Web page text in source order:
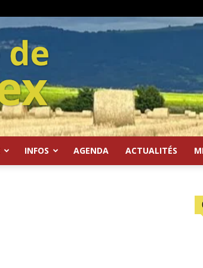
INFOS AGENDA ACTUALITÉS